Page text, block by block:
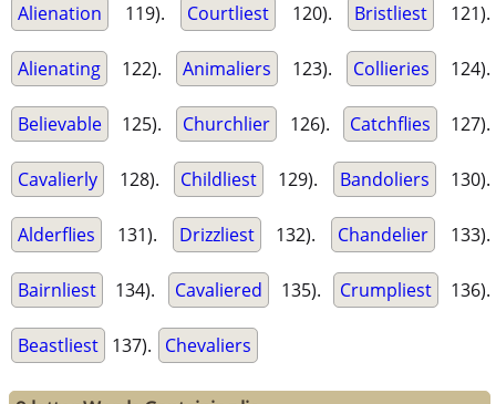
Alienation 119). Courtliest 120). Bristliest 121).
Alienating 122). Animaliers 123). Collieries 124).
Believable 125). Churchlier 126). Catchflies 127).
Cavalierly 128). Childliest 129). Bandoliers 130).
Alderflies 131). Drizzliest 132). Chandelier 133).
Bairnliest 134). Cavaliered 135). Crumpliest 136).
Beastliest 137). Chevaliers